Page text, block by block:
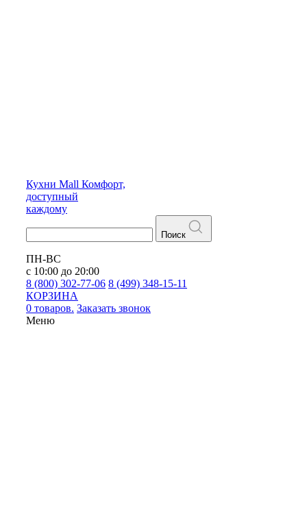
Кухни Mall Комфорт,
доступный
каждому
Поиск
ПН-ВС
с 10:00 до 20:00
8 (800) 302-77-06 8 (499) 348-15-11
КОРЗИНА
0 товаров. Заказать звонок
Меню